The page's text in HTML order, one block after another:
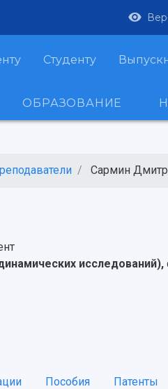
Студенту
ОБРАЗОВАНИЕ
Сармин
исследований),
Пособия Патенты